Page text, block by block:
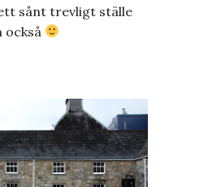
sånt trevligt ställe
också